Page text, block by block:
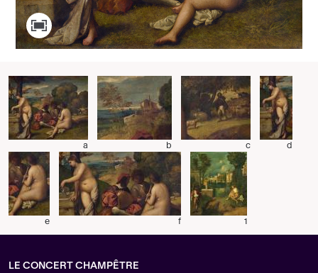
a b c d
e f 1
LE CONCERT CHAMPÊTRE